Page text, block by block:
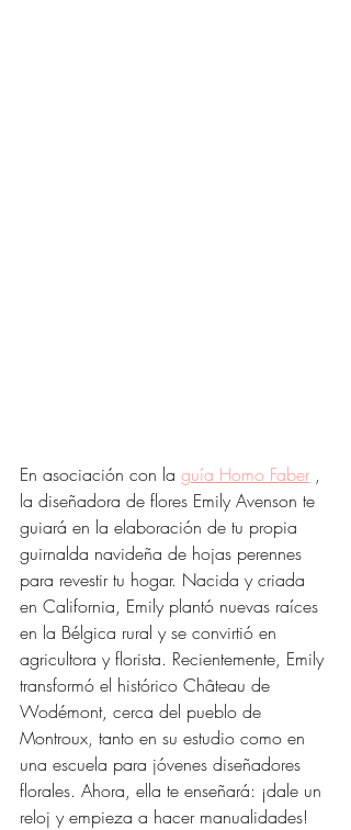
En asociación con la guía Homo Faber ,
la diseñadora de flores Emily Avenson te
guiará en la elaboración de tu propia
guirnalda navideña de hojas perennes
para revestir tu hogar. Nacida y criada
en California, Emily plantó nuevas raíces
en la Bélgica rural y se convirtió en
agricultora y florista. Recientemente, Emily
transformó el histórico Château de
Wodémont, cerca del pueblo de
Montroux, tanto en su estudio como en
una escuela para jóvenes diseñadores
florales. Ahora, ella te enseñará: ¡dale un
reloj y empieza a hacer manualidades!